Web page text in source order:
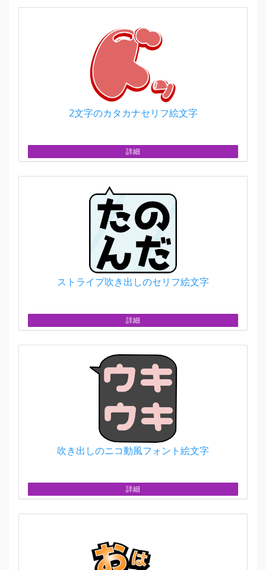
2文字のカタカナセリフ絵文字
詳細
ストライプ吹き出しのセリフ絵文字
詳細
吹き出しのニコ動風フォント絵文字
詳細